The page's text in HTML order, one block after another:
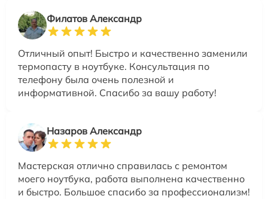
Филатов Александр
Отличный опыт! Быстро и качественно заменили
термопасту в ноутбуке. Консультация по
телефону была очень полезной и
информативной. Спасибо за вашу работу!
Назаров Александр
Мастерская отлично справилась с ремонтом
моего ноутбука, работа выполнена качественно
и быстро. Большое спасибо за профессионализм!